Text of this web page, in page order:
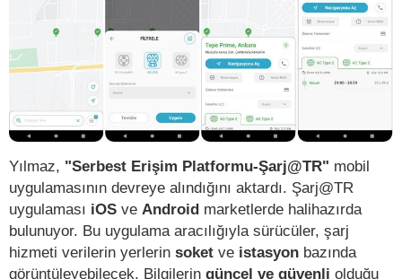
Yılmaz, "Serbest Erişim Platformu-Şarj@TR" mobil
uygulamasının devreye alındığını aktardı. Şarj@TR
uygulaması iOS ve Android marketlerde halihazırda
bulunuyor. Bu uygulama aracılığıyla sürücüler, şarj
hizmeti verilerin yerlerin soket ve istasyon bazında
görüntüleyebilecek. Bilgilerin güncel ve güvenli olduğu